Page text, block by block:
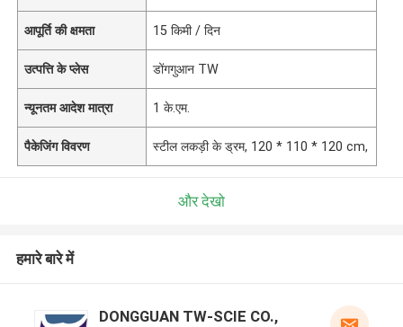
आपूर्ति की क्षमता 15 किमी / दिन
उत्पत्ति के प्लेस डोंगगुआन TW
न्यूनतम आदेश मात्रा 1 के.एम.
पैकेजिंग विवरण स्टील लकड़ी के ड्रम, 120 * 110 * 120 cm,
और देखो
हमारे बारे में
DONGGUAN TW-SCIE CO.,